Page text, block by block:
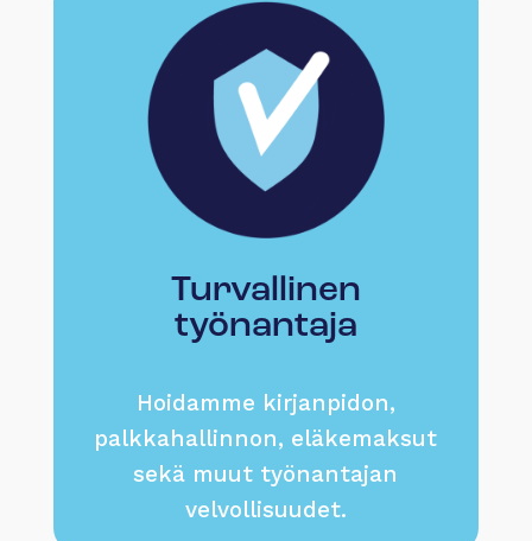
Turvallinen
työnantaja
Hoidamme kirjanpidon,
palkkahallinnon, eläkemaksut
sekä muut työnantajan
velvollisuudet.